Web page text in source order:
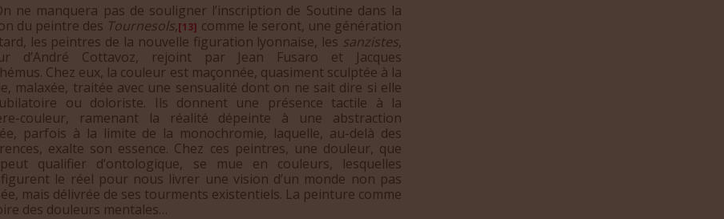
manquera pas de souligner l’inscription de Soutine dans la
du peintre des Tournesols,[13] comme le seront, une génération
les peintres de la nouvelle figuration lyonnaise, les sanzistes,
d’André Cottavoz, rejoint par Jean Fusaro et Jacques
Chez eux, la couleur est maçonnée, quasiment sculptée à la
malaxée, traitée avec une sensualité dont on ne sait dire si elle
ou doloriste. Ils donnent une présence tactile à la
couleur, ramenant la réalité dépeinte à une abstraction
parfois à la limite de la monochromie, laquelle, au-delà des
exalte son essence. Chez ces peintres, une douleur, que
qualifier d’ontologique, se mue en couleurs, lesquelles
le réel pour nous livrer une vision d’un monde non pas
mais délivrée de ses tourments existentiels. La peinture comme
des douleurs mentales…